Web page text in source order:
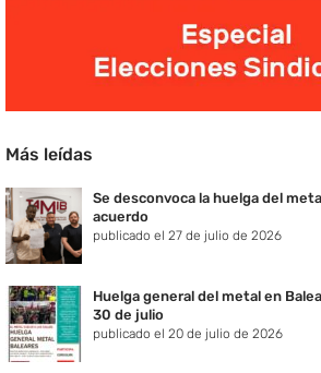
Más leídas
Se desconvoca la huelga del
acuerdo
publicado el 27 de julio de 2026
Huelga general del metal en
30 de julio
publicado el 20 de julio de 2026